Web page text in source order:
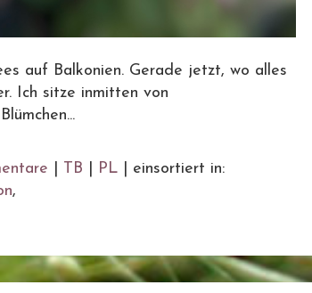
auf Balkonien. Gerade jetzt, wo alles
Ich sitze inmitten von
TB PL
einsortiert in:
,